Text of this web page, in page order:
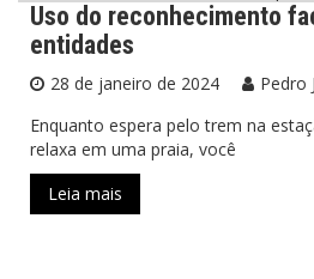
Brasil Segurança
Uso do reconhecimento
entidades
28 de janeiro de 2024 Pedro
Enquanto espera pelo trem na
relaxa em uma praia, você
Leia mais